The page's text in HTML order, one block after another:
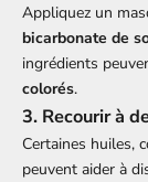
Appliquez un
bicarbonate de
ingrédients
colorés.
3. Recourir à
Certaines huiles,
peuvent aider à